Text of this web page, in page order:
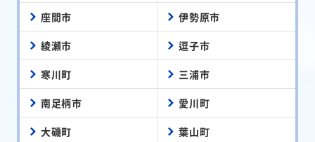
座間市 伊勢原市
綾瀬市 逗子市
寒川町 三浦市
南足柄市 愛川町
大磯町 葉山町